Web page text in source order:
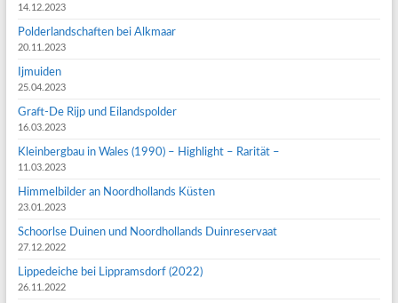
14.12.2023
Polderlandschaften bei Alkmaar
20.11.2023
Ijmuiden
25.04.2023
Graft-De Rijp und Eilandspolder
16.03.2023
Kleinbergbau in Wales (1990) – Highlight – Rarität –
11.03.2023
Himmelbilder an Noordhollands Küsten
23.01.2023
Schoorlse Duinen und Noordhollands Duinreservaat
27.12.2022
Lippedeiche bei Lippramsdorf (2022)
26.11.2022